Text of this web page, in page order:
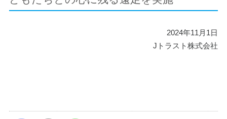
2024年11月1日
Jトラスト株式会社